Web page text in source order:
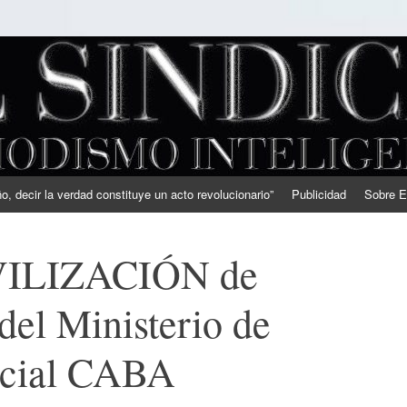
decir la verdad constituye un acto revolucionario” Publicidad Sobre
de
Ministerio de
CABA